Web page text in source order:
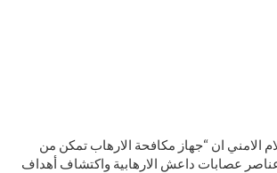
الامني ان “جهاز مكافحة الارهاب تمكن من
عصابات داعش الارهابية واكتشاف أهداف